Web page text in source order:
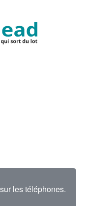
les téléphones.